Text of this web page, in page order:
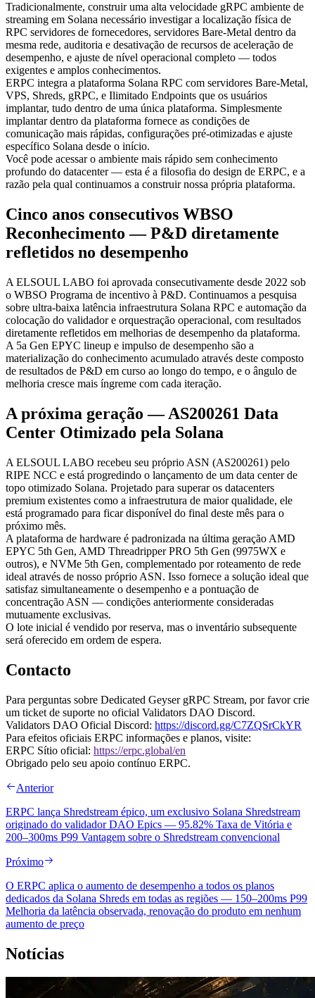
Tradicionalmente, construir uma alta velocidade gRPC ambiente de
streaming em Solana necessário investigar a localização física de
RPC servidores de fornecedores, servidores Bare-Metal dentro da
mesma rede, auditoria e desativação de recursos de aceleração de
desempenho, e ajuste de nível operacional completo — todos
exigentes e amplos conhecimentos.
ERPC integra a plataforma Solana RPC com servidores Bare-Metal,
VPS, Shreds, gRPC, e Ilimitado Endpoints que os usuários
implantar, tudo dentro de uma única plataforma. Simplesmente
implantar dentro da plataforma fornece as condições de
comunicação mais rápidas, configurações pré-otimizadas e ajuste
específico Solana desde o início.
Você pode acessar o ambiente mais rápido sem conhecimento
profundo do datacenter — esta é a filosofia do design de ERPC, e a
razão pela qual continuamos a construir nossa própria plataforma.
Cinco anos consecutivos WBSO
Reconhecimento — P&D diretamente
refletidos no desempenho
A ELSOUL LABO foi aprovada consecutivamente desde 2022 sob
o WBSO Programa de incentivo à P&D. Continuamos a pesquisa
sobre ultra-baixa latência infraestrutura Solana RPC e automação da
colocação do validador e orquestração operacional, com resultados
diretamente refletidos em melhorias de desempenho da plataforma.
A 5a Gen EPYC lineup e impulso de desempenho são a
materialização do conhecimento acumulado através deste composto
de resultados de P&D em curso ao longo do tempo, e o ângulo de
melhoria cresce mais íngreme com cada iteração.
A próxima geração — AS200261 Data
Center Otimizado pela Solana
A ELSOUL LABO recebeu seu próprio ASN (AS200261) pelo
RIPE NCC e está progredindo o lançamento de um data center de
topo otimizado Solana. Projetado para superar os datacenters
premium existentes como a infraestrutura de maior qualidade, ele
está programado para ficar disponível do final deste mês para o
próximo mês.
A plataforma de hardware é padronizada na última geração AMD
EPYC 5th Gen, AMD Threadripper PRO 5th Gen (9975WX e
outros), e NVMe 5th Gen, complementado por roteamento de rede
ideal através de nosso próprio ASN. Isso fornece a solução ideal que
satisfaz simultaneamente o desempenho e a pontuação de
concentração ASN — condições anteriormente consideradas
mutuamente exclusivas.
O lote inicial é vendido por reserva, mas o inventário subsequente
será oferecido em ordem de espera.
Contacto
Para perguntas sobre Dedicated Geyser gRPC Stream, por favor crie
um ticket de suporte no oficial Validators DAO Discord.
Validators DAO Oficial Discord: https://discord.gg/C7ZQSrCkYR
Para efeitos oficiais ERPC informações e planos, visite:
ERPC Sítio oficial: https://erpc.global/en
Obrigado pelo seu apoio contínuo ERPC.
Anterior
ERPC lança Shredstream épico, um exclusivo Solana Shredstream
originado do validador DAO Epics — 95.82% Taxa de Vitória e
200–300ms P99 Vantagem sobre o Shredstream convencional
Próximo
O ERPC aplica o aumento de desempenho a todos os planos
dedicados da Solana Shreds em todas as regiões — 150–200ms P99
Melhoria da latência observada, renovação do produto em nenhum
aumento de preço
Notícias